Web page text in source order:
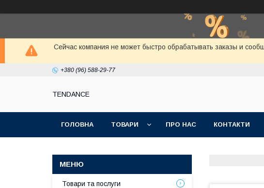
Сейчас компания не может быстро обрабатывать заказы и
+380 (96) 588-29-77
TENDANCE
ГОЛОВНА ТОВАРИ ПРО НАС КОНТАКТИ
Товари та послуги